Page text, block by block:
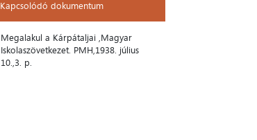
Kapcsolódó dokumentum
Megalakul a Kárpátaljai ,Magyar
Iskolaszövetkezet. PMH,1938. július
10.,3. p.